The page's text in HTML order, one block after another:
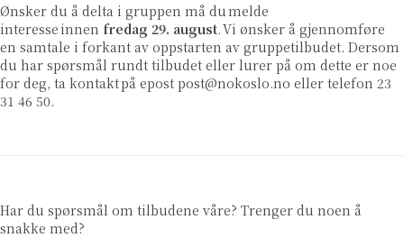
Ønsker du å delta i gruppen må du melde
interesse innen fredag 29. august. Vi ønsker å gjennomføre
en samtale i forkant av oppstarten av gruppetilbudet. Dersom
du har spørsmål rundt tilbudet eller lurer på om dette er noe
for deg, ta kontakt på epost post@nokoslo.no eller telefon 23
31 46 50.
Har du spørsmål om tilbudene våre? Trenger du noen å
snakke med?